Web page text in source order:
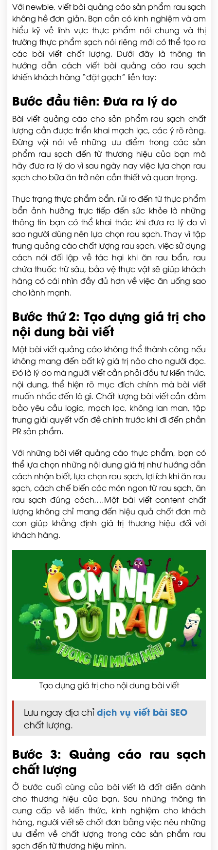
Với newbie, viết bài quảng cáo sản phẩm rau sạch
không hề đơn giản. Bạn cần có kinh nghiệm và am
hiểu kỹ về lĩnh vực thực phẩm nói chung và thị
trường thực phẩm sạch nói riêng mới có thể tạo ra
các bài viết chất lượng. Dưới đây là thông tin
hướng dẫn cách viết bài quảng cáo rau sạch
khiến khách hàng “đặt gạch” liền tay:
Bước đầu tiên: Đưa ra lý do
Bài viết quảng cáo cho sản phẩm rau sạch chất
lượng cần được triển khai mạch lạc, các ý rõ ràng.
Đừng vội nói về những ưu điểm trong các sản
phẩm rau sạch đến từ thương hiệu của bạn mà
hãy đưa ra lý do vì sau ngày nay việc lựa chọn rau
sạch cho bữa ăn trở nên cần thiết và quan trọng.
Thực trạng thực phẩm bẩn, rủi ro đến từ thực phẩm
bẩn ảnh hưởng trực tiếp đến sức khỏe là những
thông tin bạn có thể khai thác khi đưa ra lý do vì
sao người dùng nên lựa chọn rau sạch. Thay vì tập
trung quảng cáo chất lượng rau sạch, việc sử dụng
cách nói đối lập về tác hại khi ăn rau bẩn, rau
chứa thuốc trừ sâu, bảo vệ thực vật sẽ giúp khách
hàng có cái nhìn đầy đủ hơn về việc ăn uống sao
cho lành mạnh.
Bước thứ 2: Tạo dựng giá trị cho
nội dung bài viết
Một bài viết quảng cáo không thể thành công nếu
không mang đến bất kỳ giá trị nào cho người đọc.
Đó là lý do mà người viết cần phải đầu tư kiến thức,
nội dung, thể hiện rõ mục đích chính mà bài viết
muốn nhắc đến là gì. Chất lượng bài viết cần đảm
bảo yêu cầu logic, mạch lạc, không lan man, tập
trung giải quyết vấn đề chính trước khi đi đến phần
PR sản phẩm.
Với những bài viết quảng cáo thực phẩm, bạn có
thể lựa chọn những nội dung giá trị như hướng dẫn
cách nhận biết, lựa chọn rau sạch, lợi ích khi ăn rau
sạch, cách chế biến các món ngon từ rau sạch, ăn
rau sạch đúng cách,…Một bài viết content chất
lượng không chỉ mang đến hiệu quả chốt đơn mà
con giúp khẳng định giá trị thương hiệu đối với
khách hàng.
Tạo dựng giá trị cho nội dung bài viết
Lưu ngay địa chỉ dịch vụ viết bài SEO
chất lượng.
Bước 3: Quảng cáo rau sạch
chất lượng
Ở bước cuối cùng của bài viết là đất diễn dành
cho thương hiệu của bạn. Sau những thông tin
cung cấp về kiến thức, kinh nghiệm cho khách
hàng, người viết sẽ chốt đơn bằng việc nêu những
ưu điểm về chất lượng trong các sản phẩm rau
sạch đến từ thương hiệu mình.